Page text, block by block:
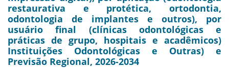
restaurativa e protética, ortodontia,
odontologia de implantes e outros), por
usuário final (clínicas odontológicas e
práticas de grupo, hospitais e acadêmicos)
Instituições Odontológicas e Outras) e
Previsão Regional, 2026-2034